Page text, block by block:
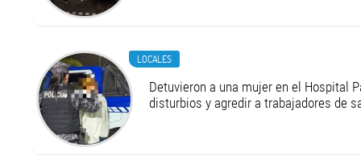
LOCALES
Detuvieron a una mujer en el Hospital
disturbios y agredir a trabajadores de